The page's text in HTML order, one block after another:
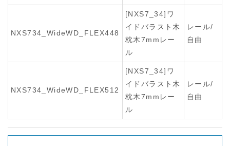
NXS734_WideWD_FLEX448
[NXS7_34]ワ
イドバラスト木
枕木7mmレー
ル
レール/
自由
NXS734_WideWD_FLEX512
[NXS7_34]ワ
イドバラスト木
枕木7mmレー
ル
レール/
自由